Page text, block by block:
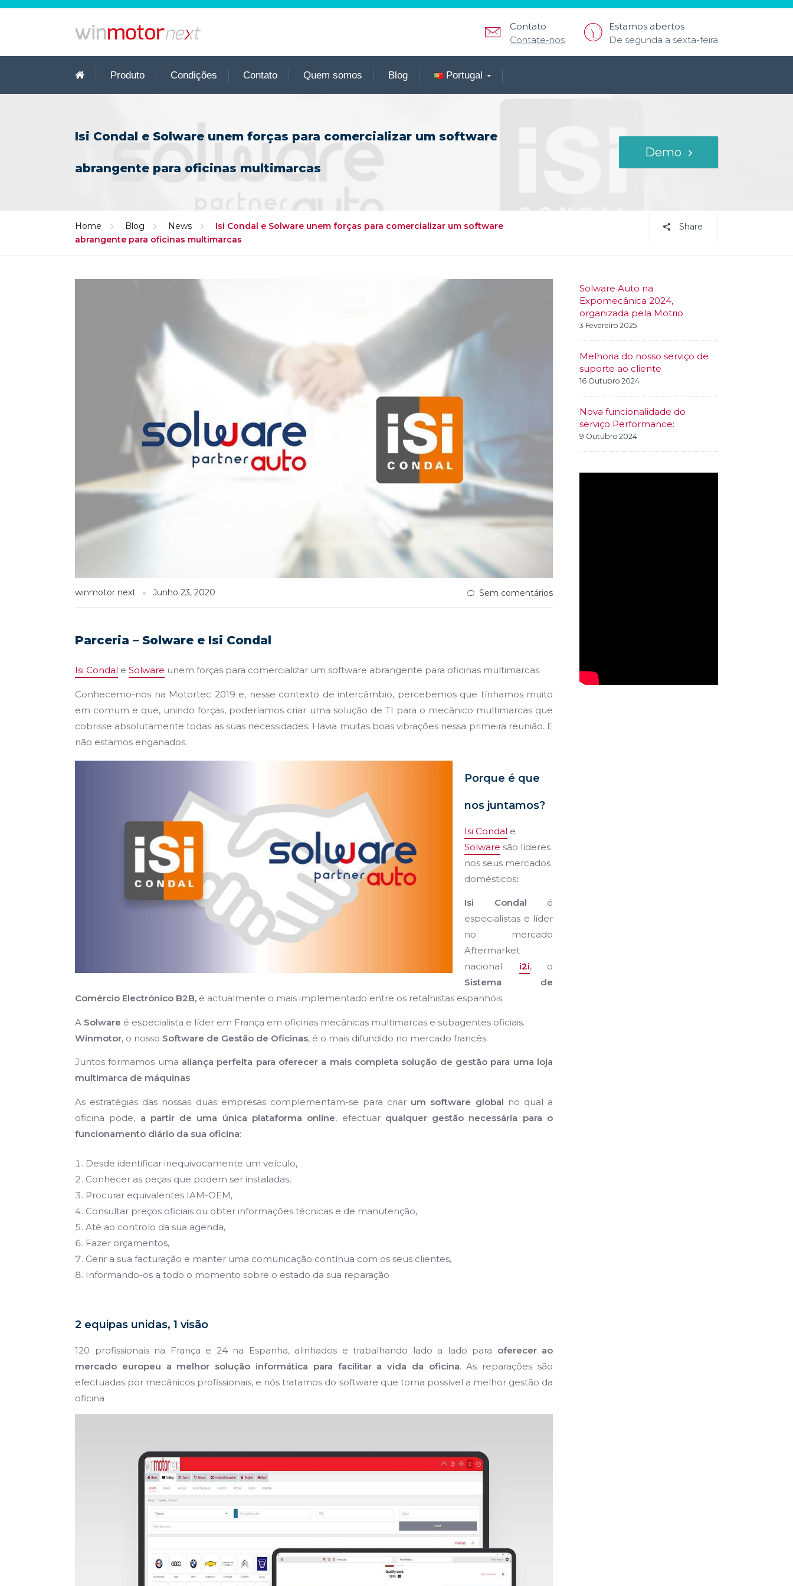
Estamos abertos
De segunda a sexta-feira
Contato
Contate-nos
Produto Condições Contato Quem somos Blog Portugal
Isi Condal e Solware unem forças para comercializar um software
abrangente para oficinas multimarcas
Demo
Home Blog News
Isi Condal e Solware unem forças para comercializar um software
abrangente para oficinas multimarcas
Share
winmotor next Junho 23, 2020 Sem comentários
Parceria – Solware e Isi Condal
Isi Condal e Solware unem forças para comercializar um software abrangente para oficinas multimarcas
Conhecemo-nos na Motortec 2019 e, nesse contexto de intercâmbio, percebemos que tínhamos muito
em comum e que, unindo forças, poderíamos criar uma solução de TI para o mecânico multimarcas que
cobrisse absolutamente todas as suas necessidades. Havia muitas boas vibrações nessa primeira reunião. E
não estamos enganados.
Porque é que
nos juntamos?
Isi Condal e
Solware são líderes
nos seus mercados
domésticos:
Isi Condal é
especialistas e líder
no mercado
Aftermarket
nacional. i2i, o
Sistema de
Comércio Electrónico B2B, é actualmente o mais implementado entre os retalhistas espanhóis
A Solware é especialista e líder em França em oficinas mecânicas multimarcas e subagentes oficiais.
Winmotor, o nosso Software de Gestão de Oficinas, é o mais difundido no mercado francês.
Juntos formamos uma aliança perfeita para oferecer a mais completa solução de gestão para uma loja
multimarca de máquinas
As estratégias das nossas duas empresas complementam-se para criar um software global no qual a
oficina pode, a partir de uma única plataforma online, efectuar qualquer gestão necessária para o
funcionamento diário da sua oficina:
Desde identificar inequivocamente um veículo,
Conhecer as peças que podem ser instaladas,
Procurar equivalentes IAM-OEM,
Consultar preços oficiais ou obter informações técnicas e de manutenção,
Até ao controlo da sua agenda,
Fazer orçamentos,
Gerir a sua facturação e manter uma comunicação contínua com os seus clientes,
Informando-os a todo o momento sobre o estado da sua reparação
2 equipas unidas, 1 visão
120 profissionais na França e 24 na Espanha, alinhados e trabalhando lado a lado para oferecer ao
mercado europeu a melhor solução informática para facilitar a vida da oficina. As reparações são
efectuadas por mecânicos profissionais, e nós tratamos do software que torna possível a melhor gestão da
oficina
Solware Auto na
Expomecânica 2024,
organizada pela Motrio
3 Fevereiro 2025
Melhoria do nosso serviço de
suporte ao cliente
16 Outubro 2024
Nova funcionalidade do
serviço Performance:
9 Outubro 2024